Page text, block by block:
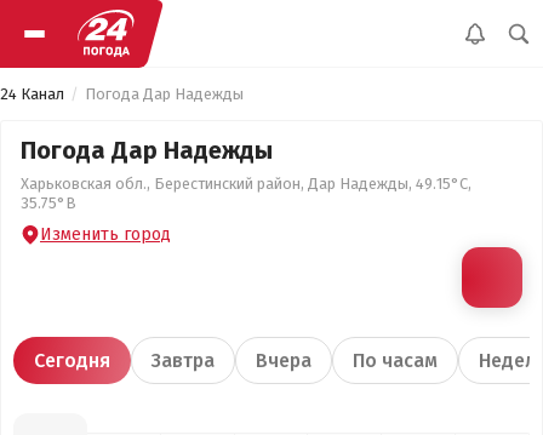
24 Канал Погода Дар Надежды
Погода Дар Надежды
Харьковская обл., Берестинский район, Дар Надежды, 49.15°С,
35.75°В
Изменить город
Сегодня Завтра Вчера По часам